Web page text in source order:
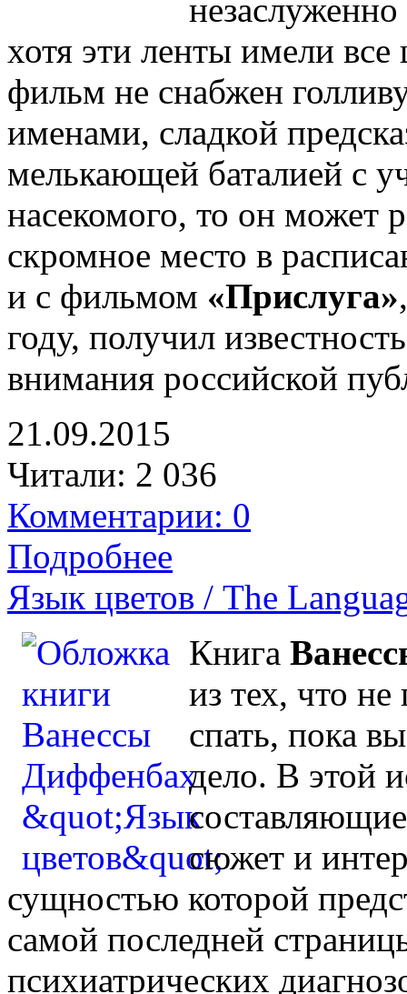
хотя эти ленты имели
фильм не снабжен
именами, сладкой
мелькающей баталией с
насекомого, то он может
скромное место в
и с фильмом «Прислуга»
году, получил
внимания российской
21.09.2015
Читали: 2 036
Комментарии: 0
Подробнее
Язык цветов / The
Книга
из тех, что
спать, пока
дело. В этой
сюжет и
сущностью которой
самой последней
психиатрических